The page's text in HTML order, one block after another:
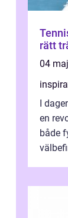
rätt
04
I
en
både